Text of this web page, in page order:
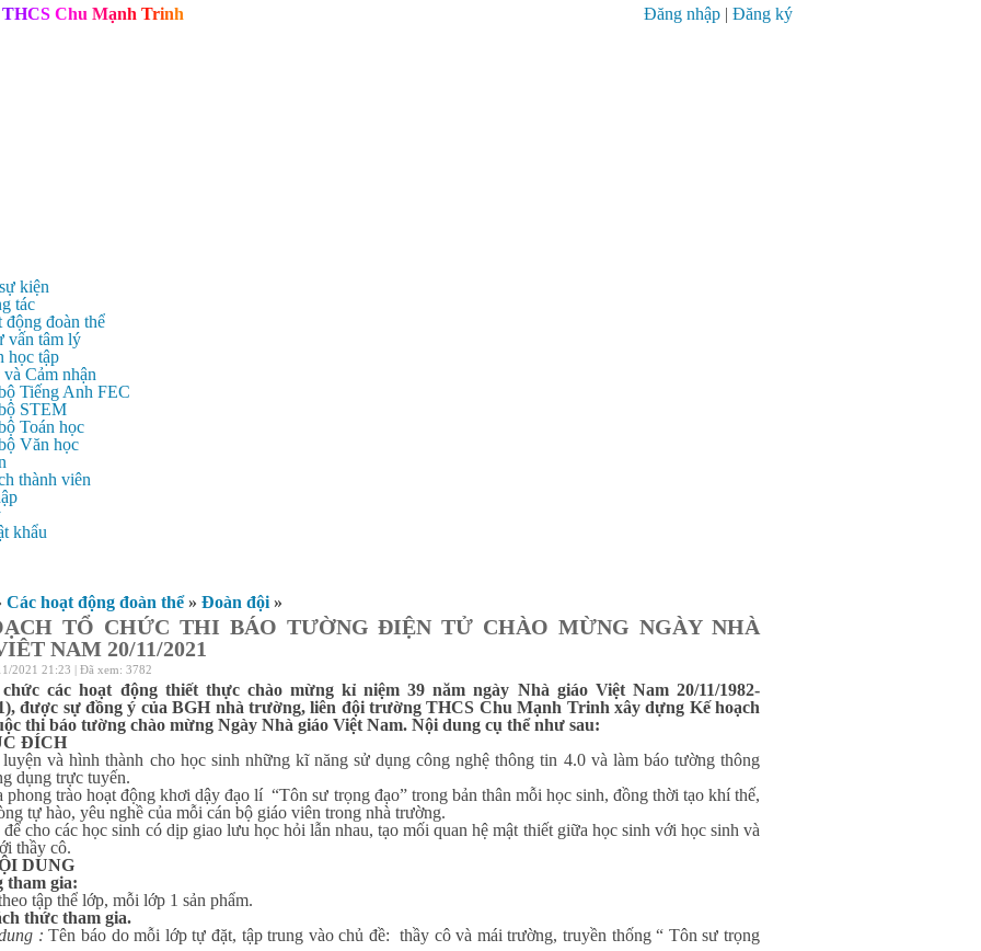
THCS Chu Mạnh Trinh Đăng nhập | Đăng ký
kiện
tác
động đoàn thể
vấn tâm lý
học tập
và Cảm nhận
Tiếng Anh FEC
STEM
Toán học
Văn học
thành viên
khẩu
Các hoạt động đoàn thể » Đoàn đội »
TỔ CHỨC THI BÁO TƯỜNG ĐIỆN TỬ CHÀO MỪNG NGÀY NHÀ
NAM 20/11/2021
2021 21:23 | Đã xem: 3782
các hoạt động thiết thực chào mừng kỉ niệm 39 năm ngày Nhà giáo Việt Nam 20/11/1982-
được sự đồng ý của BGH nhà trường, liên đội trường THCS Chu Mạnh Trinh xây dựng Kế hoạch
thi báo tường chào mừng Ngày Nhà giáo Việt Nam. Nội dung cụ thể như sau:
ĐÍCH
và hình thành cho học sinh những kĩ năng sử dụng công nghệ thông tin 4.0 và làm báo tường thông
dụng trực tuyến.
phong trào hoạt động khơi dậy đạo lí “Tôn sư trọng đạo” trong bản thân mỗi học sinh, đồng thời tạo khí thế,
tự hào, yêu nghề của mỗi cán bộ giáo viên trong nhà trường.
cho các học sinh có dịp giao lưu học hỏi lẫn nhau, tạo mối quan hệ mật thiết giữa học sinh với học sinh và
thầy cô.
DUNG
tham gia:
tập thể lớp, mỗi lớp 1 sản phẩm.
thức tham gia.
: Tên báo do mỗi lớp tự đặt, tập trung vào chủ đề: thầy cô và mái trường, truyền thống “ Tôn sư trọng